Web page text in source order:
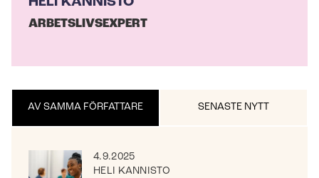
ARBETSLIVSEXPERT
AV SAMMA FÖRFATTARE SENASTE NYTT
4.9.2025
HELI KANNISTO